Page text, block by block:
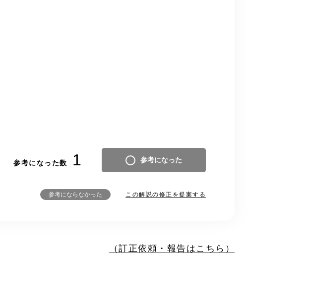
参考になった数 1 参考になった
参考にならなかった この解説の修正を提案する
（訂正依頼・報告はこちら）